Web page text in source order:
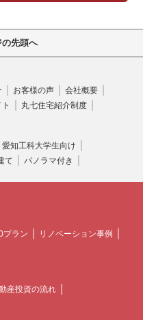
の先頭へ
お客様の声
会社概要
丸七住宅紹介制度
愛知工科大学生向け
て パノラマ付き
プラン
リノベーション事例
産投資の流れ